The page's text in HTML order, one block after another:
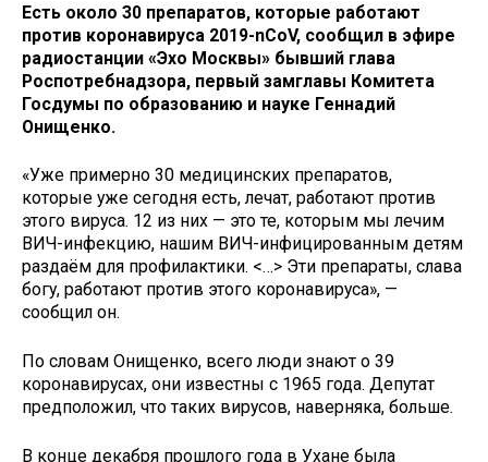
Есть около 30 препаратов, которые работают
против коронавируса 2019-nCoV, сообщил в эфире
радиостанции «Эхо Москвы» бывший глава
Роспотребнадзора, первый замглавы Комитета
Госдумы по образованию и науке Геннадий
Онищенко.
«Уже примерно 30 медицинских препаратов,
которые уже сегодня есть, лечат, работают против
этого вируса. 12 из них — это те, которым мы лечим
ВИЧ-инфекцию, нашим ВИЧ-инфицированным детям
раздаём для профилактики. <…> Эти препараты, слава
богу, работают против этого коронавируса», —
сообщил он.
По словам Онищенко, всего люди знают о 39
коронавирусах, они известны с 1965 года. Депутат
предположил, что таких вирусов, наверняка, больше.
В конце декабря прошлого года в Ухане была